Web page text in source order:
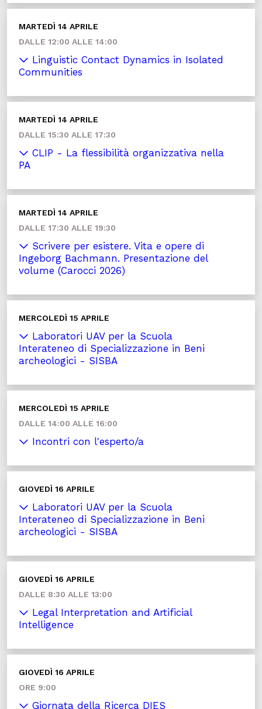
MARTEDÌ 14 APRILE
DALLE 12:00 ALLE 14:00
Linguistic Contact Dynamics in Isolated
Communities
MARTEDÌ 14 APRILE
DALLE 15:30 ALLE 17:30
CLIP - La flessibilità organizzativa nella
PA
MARTEDÌ 14 APRILE
DALLE 17:30 ALLE 19:30
Scrivere per esistere. Vita e opere di
Ingeborg Bachmann. Presentazione del
volume (Carocci 2026)
MERCOLEDÌ 15 APRILE
Laboratori UAV per la Scuola
Interateneo di Specializzazione in Beni
archeologici - SISBA
MERCOLEDÌ 15 APRILE
DALLE 14:00 ALLE 16:00
Incontri con l'esperto/a
GIOVEDÌ 16 APRILE
Laboratori UAV per la Scuola
Interateneo di Specializzazione in Beni
archeologici - SISBA
GIOVEDÌ 16 APRILE
DALLE 8:30 ALLE 13:00
Legal Interpretation and Artificial
Intelligence
GIOVEDÌ 16 APRILE
ORE 9:00
Giornata della Ricerca DIES